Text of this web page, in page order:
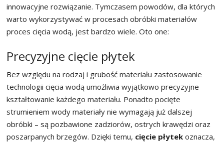
innowacyjne rozwiązanie. Tymczasem powodów, dla których
warto wykorzystywać w procesach obróbki materiałów
proces cięcia wodą, jest bardzo wiele. Oto one:
Precyzyjne cięcie płytek
Bez względu na rodzaj i grubość materiału zastosowanie
technologii cięcia wodą umożliwia wyjątkowo precyzyjne
kształtowanie każdego materiału. Ponadto pocięte
strumieniem wody materiały nie wymagają już dalszej
obróbki – są pozbawione zadziorów, ostrych krawędzi oraz
poszarpanych brzegów. Dzięki temu, cięcie płytek oznacza,